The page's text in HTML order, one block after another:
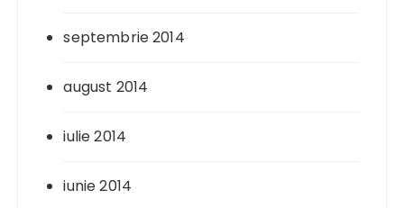
septembrie 2014
august 2014
iulie 2014
iunie 2014